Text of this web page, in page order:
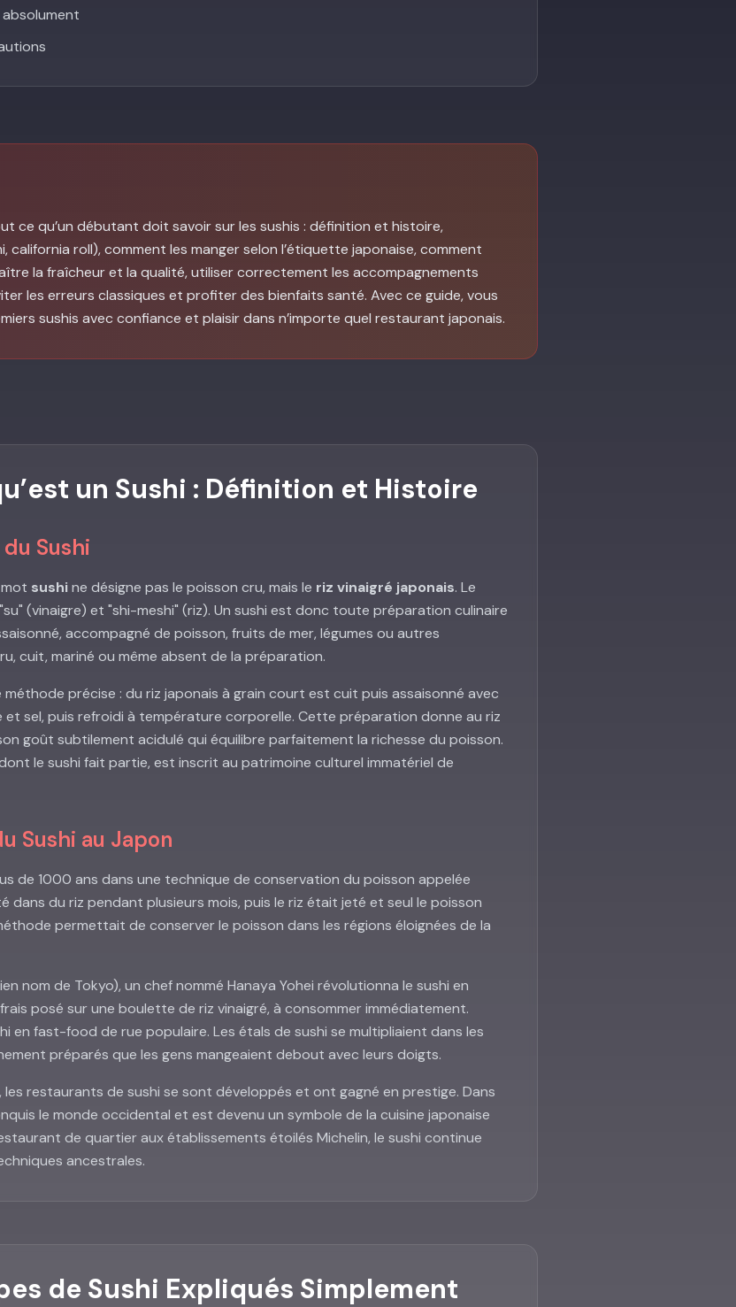
ce qu’un débutant doit savoir sur les sushis : définition et histoire,
california roll), comment les manger selon l’étiquette japonaise, comment
la fraîcheur et la qualité, utiliser correctement les accompagnements
les erreurs classiques et profiter des bienfaits santé. Avec ce guide, vous
sushis avec confiance et plaisir dans n’importe quel restaurant japonais.
un Sushi : Définition et Histoire
Sushi
sushine désigne pas le poisson cru, mais le riz vinaigré japonais. Le
(vinaigre) et "shi-meshi" (riz). Un sushi est donc toute préparation culinaire
accompagné de poisson, fruits de mer, légumes ou autres
cuit, mariné ou même absent de la préparation.
précise : du riz japonais à grain court est cuit puis assaisonné avec
et sel, puis refroidi à température corporelle. Cette préparation donne au riz
goût subtilement acidulé qui équilibre parfaitement la richesse du poisson.
le sushi fait partie, est inscrit au patrimoine culturel immatériel de
Sushi au Japon
de 1000 ans dans une technique de conservation du poisson appelée
dans du riz pendant plusieurs mois, puis le riz était jeté et seul le poisson
permettait de conserver le poisson dans les régions éloignées de la
nom de Tokyo), un chef nommé Hanaya Yohei révolutionna le sushi en
posé sur une boulette de riz vinaigré, à consommer immédiatement.
en fast-food de rue populaire. Les étals de sushi se multipliaient dans les
préparés que les gens mangeaient debout avec leurs doigts.
les restaurants de sushi se sont développés et ont gagné en prestige. Dans
le monde occidental et est devenu un symbole de la cuisine japonaise
de quartier aux établissements étoilés Michelin, le sushi continue
ancestrales.
de Sushi Expliqués Simplement